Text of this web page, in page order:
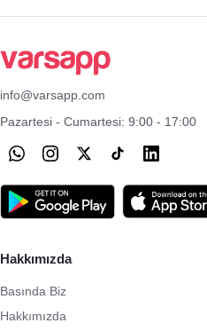
info@varsapp.com
Pazartesi - Cumartesi: 9:00 - 17:00
Hakkımızda
Basında Biz
Hakkımızda